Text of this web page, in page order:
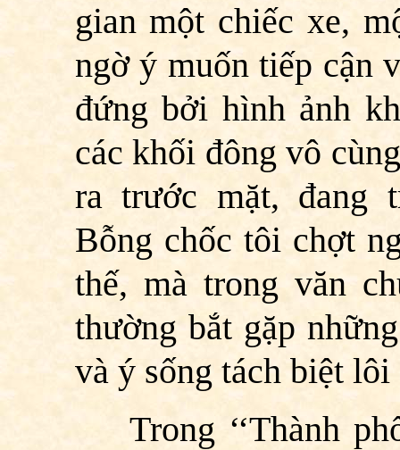
gian một chiếc xe,
ngờ ý muốn tiếp cận
đứng bởi hình ảnh
các khối đông vô
ra trước mặt, đang
Bỗng chốc tôi chợt
thế, mà trong văn
thường bắt gặp
và ý sống tách biệt lôi
Trong ‘‘Thành